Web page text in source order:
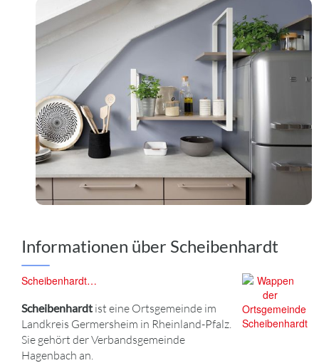
Informationen über Scheibenhardt
Scheibenhardt…
Scheibenhardt ist eine Ortsgemeinde im
Landkreis Germersheim in Rheinland-Pfalz.
Sie gehört der Verbandsgemeinde
Hagenbach an.